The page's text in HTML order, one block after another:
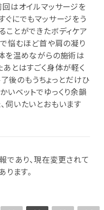
回はオイルマッサージを
ぐにでもマッサージをう
ことができたボディケア
悩むほど首や肩の凝り
を温めながらの施術は
あとはすごく身体が軽く
後のもうちょっとだけひ
いベットでゆっくり余韻
伺いたいとおもいます
あり、現在変更されて
ます。